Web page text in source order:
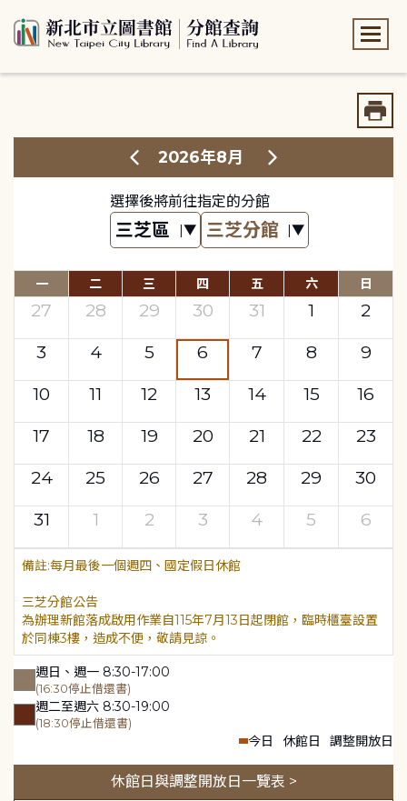
2026年8月
選擇後將前往指定的分館
一 二 三 四 五 六 日
27 28 29 30 31 1
2
3
4 5 6 7 8
9
10
11 12 13 14 15
16
17
18 19 20 21 22
23
24
25 26 27 28 29
30
31
1 2 3 4 5 6
每月最後一個週四、國定假日休館
三芝分館公告
為辦理新館落成啟用作業自115年7月13日起閉館，臨時櫃臺設置
於同棟3樓，造成不便，敬請見諒。
週日、週一 8:30-17:00
(16:30停止借還書)
週二至週六 8:30-19:00
(18:30停止借還書)
今日 休館日 調整開放日
休館日與調整開放日一覽表 >